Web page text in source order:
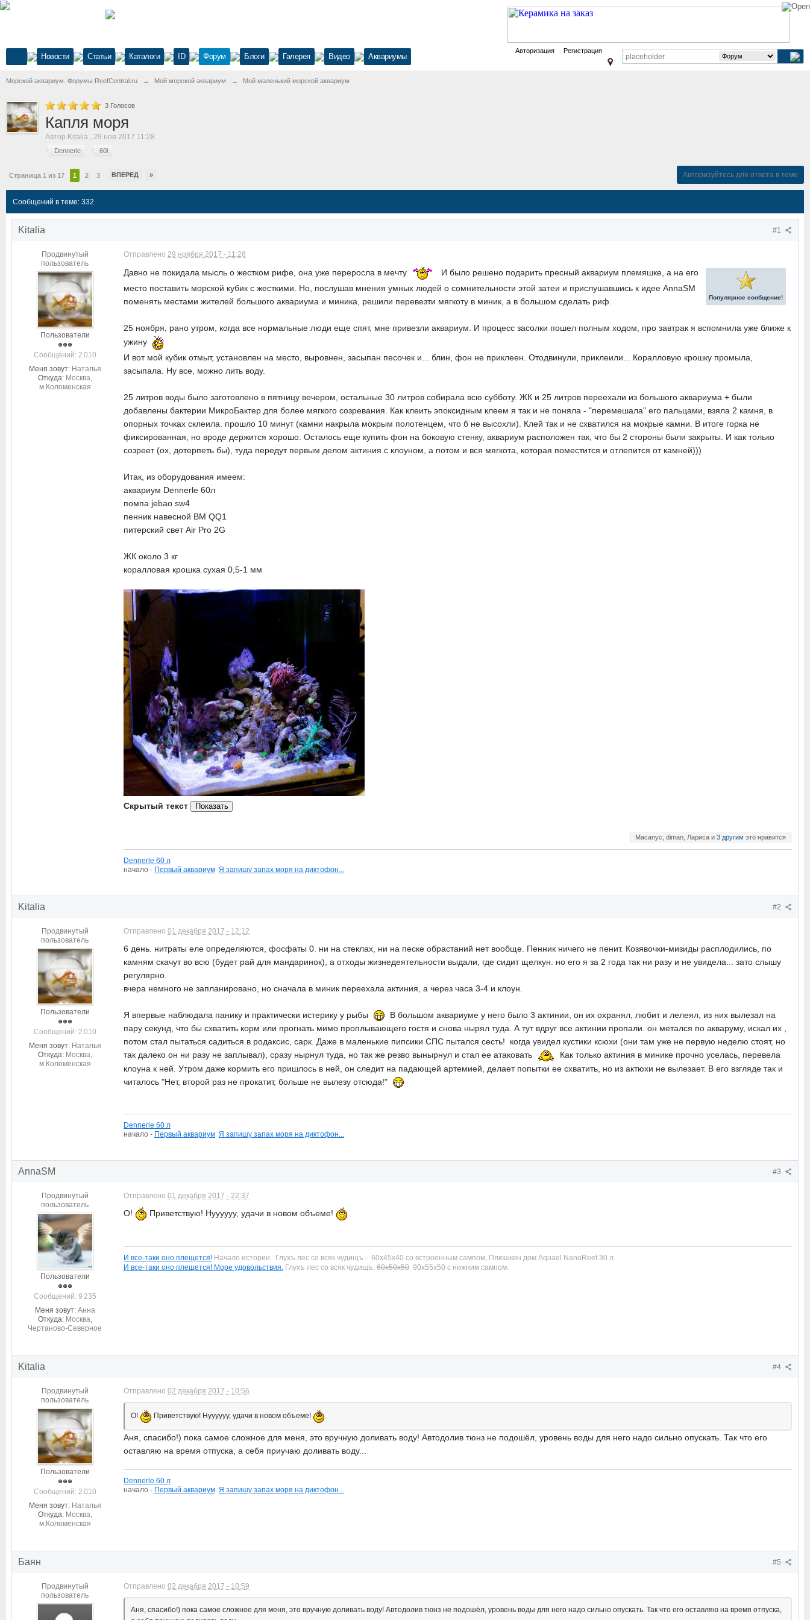
Новости Статьи Каталоги ID Форум Блоги Галерея Видео Аквариумы
Авторизация Регистрация
Морской аквариум. Форумы ReefCentral.ru → Мой морской аквариум → Мой маленький морской аквариум
3 Голосов
Капля моря
Автор Kitalia , 29 ноя 2017 11:28
Dennerle 60l
Страница 1 из 17 1 2 3 ВПЕРЕД » Авторизуйтесь для ответа в теме
Сообщений в теме: 332
#1
Kitalia
Продвинутый
пользователь
Пользователи
Cообщений: 2 010
Меня зовут: Наталья
Откуда: Москва,
м.Коломенская
Отправлено 29 ноября 2017 - 11:28
Популярное сообщение!
Давно не покидала мысль о жестком рифе, она уже переросла в мечту
И было решено подарить пресный аквариум племяшке, а на его
место поставить морской кубик с жесткими. Но, послушав мнения умных людей о сомнительности этой затеи и прислушавшись к идее AnnaSM
поменять местами жителей большого аквариума и миника, решили перевезти мягкоту в миник, а в большом сделать риф.
25 ноября, рано утром, когда все нормальные люди еще спят, мне привезли аквариум. И процесс засолки пошел полным ходом, про завтрак я вспомнила уже ближе к
ужину
И вот мой кубик отмыт, установлен на место, выровнен, засыпан песочек и... блин, фон не приклеен. Отодвинули, приклеили... Коралловую крошку промыла,
засыпала. Ну все, можно лить воду.
25 литров воды было заготовлено в пятницу вечером, остальные 30 литров собирала всю субботу. ЖК и 25 литров переехали из большого аквариума + были
добавлены бактерии МикроБактер для более мягкого созревания. Как клеить эпоксидным клеем я так и не поняла - "перемешала" его пальцами, взяла 2 камня, в
опорных точках склеила. прошло 10 минут (камни накрыла мокрым полотенцем, что б не высохли). Клей так и не схватился на мокрые камни. В итоге горка не
фиксированная, но вроде держится хорошо. Осталось еще купить фон на боковую стенку, аквариум расположен так, что бы 2 стороны были закрыты. И как только
созреет (ох, дотерпеть бы), туда передут первым делом актиния с клоуном, а потом и вся мягкота, которая поместится и отлепится от камней)))
Итак, из оборудования имеем:
аквариум Dennerle 60л
помпа jebao sw4
пенник навесной BM QQ1
питерский свет Air Pro 2G
ЖК около 3 кг
коралловая крошка сухая 0,5-1 мм
Скрытый текст
Масапус, diman, Лариса и 3 другим это нравится
Dennerle 60 л
начало - Первый аквариум Я запишу запах моря на диктофон...
#2
Kitalia
Продвинутый
пользователь
Пользователи
Cообщений: 2 010
Меня зовут: Наталья
Откуда: Москва,
м.Коломенская
Отправлено 01 декабря 2017 - 12:12
6 день. нитраты еле определяются, фосфаты 0. ни на стеклах, ни на песке обрастаний нет вообще. Пенник ничего не пенит. Козявочки-мизиды расплодились, по
камням скачут во всю (будет рай для мандаринок), а отходы жизнедеятельности выдали, где сидит щелкун. но его я за 2 года так ни разу и не увидела... зато слышу
регулярно.
вчера немного не запланировано, но сначала в миник переехала актиния, а через часа 3-4 и клоун.
Я впервые наблюдала панику и практически истерику у рыбы
В большом аквариуме у него было 3 актинии, он их охранял, любит и лелеял, из них вылезал на
пару секунд, что бы схватить корм или прогнать мимо проплывающего гостя и снова нырял туда. А тут вдруг все актинии пропали. он метался по акваруму, искал их ,
потом стал пытаться садиться в родаксис, сарк. Даже в маленькие пипсики СПС пытался сесть! когда увидел кустики ксюхи (они там уже не первую неделю стоят, но
так далеко он ни разу не заплывал), сразу нырнул туда, но так же резво вынырнул и стал ее атаковать
Как только актиния в минике прочно уселась, перевела
клоуна к ней. Утром даже кормить его пришлось в ней, он следит на падающей артемией, делает попытки ее схватить, но из актюхи не вылезает. В его взгляде так и
читалось "Нет, второй раз не прокатит, больше не вылезу отсюда!"
Dennerle 60 л
начало - Первый аквариум Я запишу запах моря на диктофон...
#3
AnnaSM
Продвинутый
пользователь
Пользователи
Cообщений: 9 235
Меня зовут: Анна
Откуда: Москва,
Чертаново-Северное
Отправлено 01 декабря 2017 - 22:37
О! Приветствую! Нуууууу, удачи в новом объеме!
И все-таки оно плещется! Начало истории. Глухъ лес со всяк чудищъ - 60х45х40 со встроенным сампом, Плюшкин дом Aquael NanoReef 30 л.
И все-таки оно плещется! Море удовольствия. Глухъ лес со всяк чудищъ, 60х50х50 90х55х50 с нижним сампом.
#4
Kitalia
Продвинутый
пользователь
Пользователи
Cообщений: 2 010
Меня зовут: Наталья
Откуда: Москва,
м.Коломенская
Отправлено 02 декабря 2017 - 10:56
О! Приветствую! Нуууууу, удачи в новом объеме!
Аня, спасибо!) пока самое сложное для меня, это вручную доливать воду! Автодолив тюнз не подошёл, уровень воды для него надо сильно опускать. Так что его
оставляю на время отпуска, а себя приучаю доливать воду...
Dennerle 60 л
начало - Первый аквариум Я запишу запах моря на диктофон...
#5
Баян
Продвинутый
пользователь
Отправлено 02 декабря 2017 - 10:59
Аня, спасибо!) пока самое сложное для меня, это вручную доливать воду! Автодолив тюнз не подошёл, уровень воды для него надо сильно опускать. Так что его оставляю на время отпуска,